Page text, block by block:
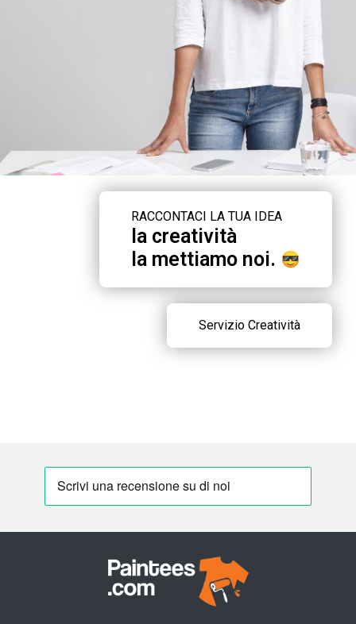
RACCONTACI LA TUA IDEA
la creatività
la mettiamo noi.
Servizio Creatività